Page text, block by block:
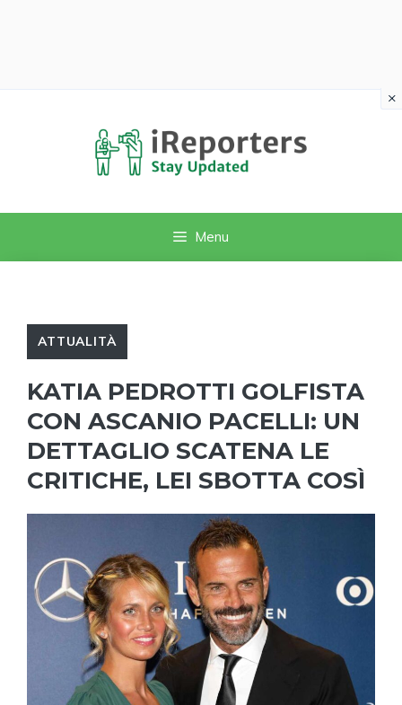
Menu
ATTUALITÀ
KATIA PEDROTTI GOLFISTA
CON ASCANIO PACELLI: UN
DETTAGLIO SCATENA LE
CRITICHE, LEI SBOTTA COSÌ
×